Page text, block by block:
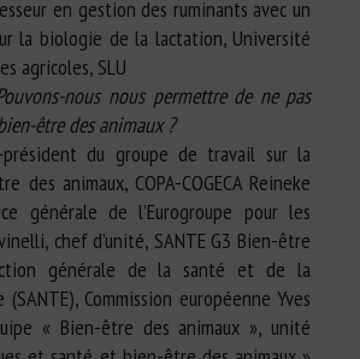
en gestion des ruminants avec un
la biologie de la lactation, Université
agricoles, SLU
nous nous permettre de ne pas
être des animaux ?
président du groupe de travail sur la
des animaux, COPA-COGECA Reineke
générale de l’Eurogroupe pour les
chef d’unité, SANTE G3 Bien-être
générale de la santé et de la
Commission européenne Yves
« Bien-être des animaux », unité